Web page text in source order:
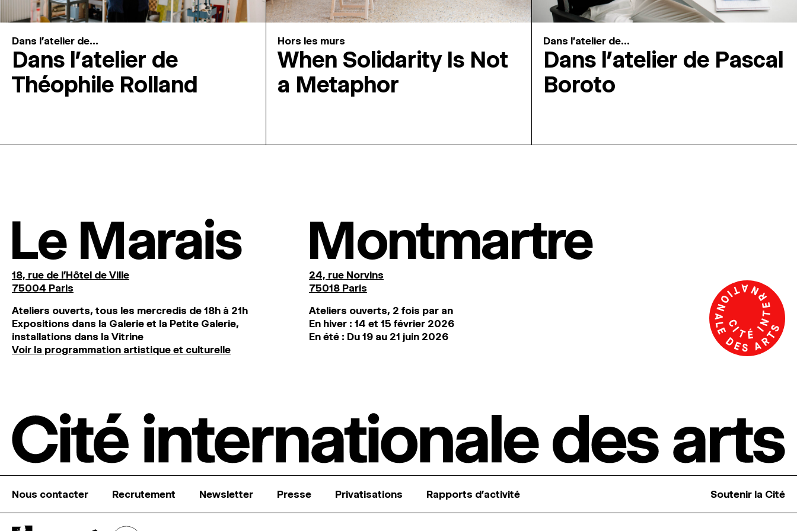
Dans l'atelier de...
Dans l’atelier de
Théophile Rolland
Hors les murs
When Solidarity Is Not
a Metaphor
Dans l'atelier de...
Dans l’atelier de Pascal
Boroto
Le Marais
18, rue de l'Hôtel de Ville
75004 Paris
Ateliers ouverts, tous les mercredis de 18h à 21h
Expositions dans la Galerie et la Petite Galerie,
installations dans la Vitrine
Voir la programmation artistique et culturelle
Montmartre
24, rue Norvins
75018 Paris
Ateliers ouverts, 2 fois par an
En hiver : 14 et 15 février 2026
En été : Du 19 au 21 juin 2026
Nous contacter Recrutement Newsletter Presse Privatisations Rapports d’activité Soutenir la Cité